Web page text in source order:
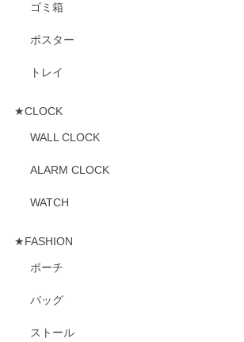
ゴミ箱
ポスター
トレイ
★CLOCK
WALL CLOCK
ALARM CLOCK
WATCH
★FASHION
ポーチ
バッグ
ストール